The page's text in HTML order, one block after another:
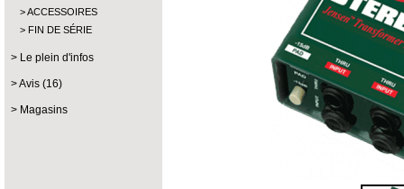
ACCESSOIRES
FIN DE SÉRIE
Le plein d'infos
Avis (16)
Magasins